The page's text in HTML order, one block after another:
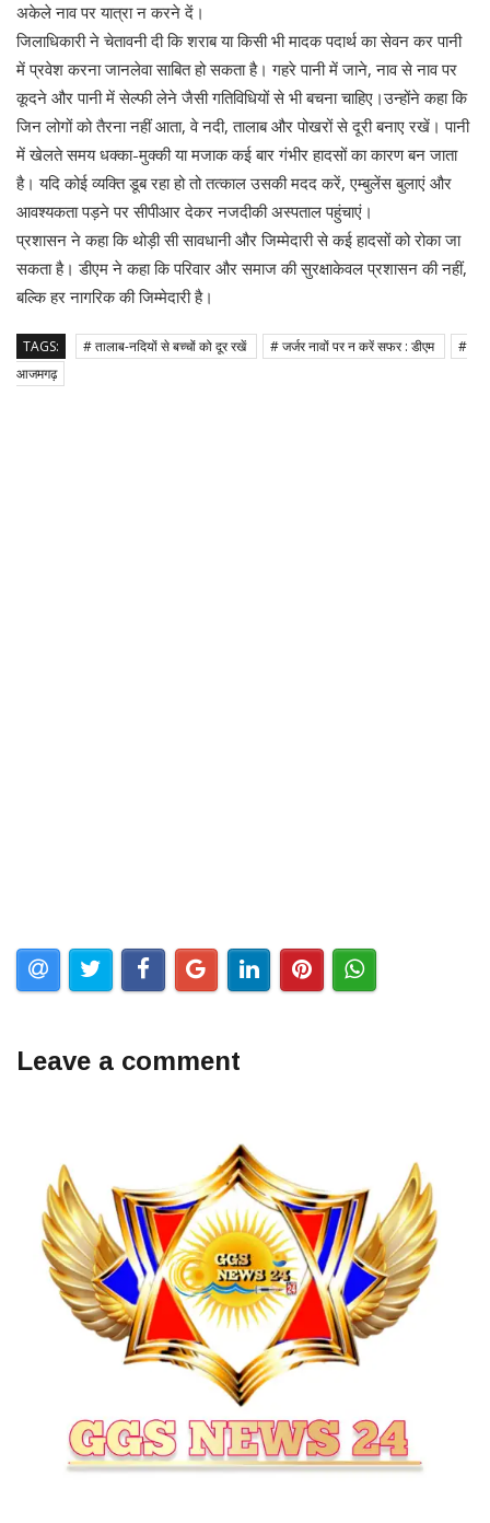
अकेले नाव पर यात्रा न करने दें।
जिलाधिकारी ने चेतावनी दी कि शराब या किसी भी मादक पदार्थ का सेवन कर पानी
में प्रवेश करना जानलेवा साबित हो सकता है। गहरे पानी में जाने, नाव से नाव पर
कूदने और पानी में सेल्फी लेने जैसी गतिविधियों से भी बचना चाहिए।उन्होंने कहा कि
जिन लोगों को तैरना नहीं आता, वे नदी, तालाब और पोखरों से दूरी बनाए रखें। पानी
में खेलते समय धक्का-मुक्की या मजाक कई बार गंभीर हादसों का कारण बन जाता
है। यदि कोई व्यक्ति डूब रहा हो तो तत्काल उसकी मदद करें, एम्बुलेंस बुलाएं और
आवश्यकता पड़ने पर सीपीआर देकर नजदीकी अस्पताल पहुंचाएं।
प्रशासन ने कहा कि थोड़ी सी सावधानी और जिम्मेदारी से कई हादसों को रोका जा
सकता है। डीएम ने कहा कि परिवार और समाज की सुरक्षाकेवल प्रशासन की नहीं,
बल्कि हर नागरिक की जिम्मेदारी है।
TAGS: # तालाब-नदियों से बच्चों को दूर रखें # जर्जर नावों पर न करें सफर : डीएम
#
आजमगढ़
Leave a comment